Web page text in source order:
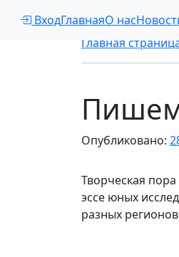
ВходГлавнаяО нас
Главная
Опубликовано:
Творческая
эссе юных
разных